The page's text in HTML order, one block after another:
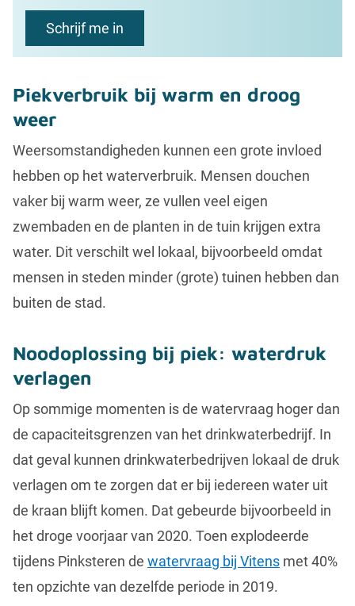
Piekverbruik bij warm en droog
weer
Weersomstandigheden kunnen een grote invloed
hebben op het waterverbruik. Mensen douchen
vaker bij warm weer, ze vullen veel eigen
zwembaden en de planten in de tuin krijgen extra
water. Dit verschilt wel lokaal, bijvoorbeeld omdat
mensen in steden minder (grote) tuinen hebben dan
buiten de stad.
Noodoplossing bij piek: waterdruk
verlagen
Op sommige momenten is de watervraag hoger dan
de capaciteitsgrenzen van het drinkwaterbedrijf. In
dat geval kunnen drinkwaterbedrijven lokaal de druk
verlagen om te zorgen dat er bij iedereen water uit
de kraan blijft komen. Dat gebeurde bijvoorbeeld in
het droge voorjaar van 2020. Toen explodeerde
tijdens Pinksteren de watervraag bij Vitens met 40%
ten opzichte van dezelfde periode in 2019.